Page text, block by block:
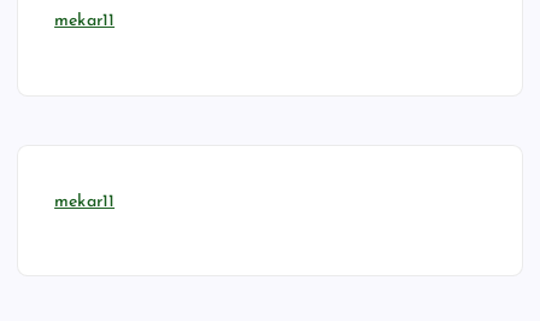
mekar11
mekar11